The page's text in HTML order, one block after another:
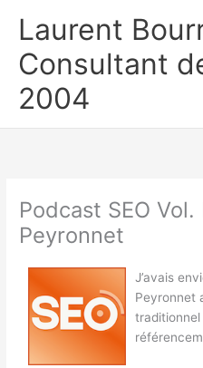
Laurent
Consultant
2004
Podcast SEO Vol.
Peyronnet
J’avais
Peyronnet
traditionnel